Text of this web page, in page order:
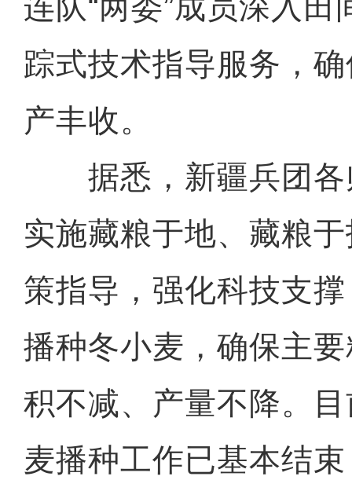
连队“两委”成员深入
踪式技术指导服务，
产丰收。
据悉，新疆兵团各
实施藏粮于地、藏粮
策指导，强化科技支
播种冬小麦，确保主
积不减、产量不降。
麦播种工作已基本结